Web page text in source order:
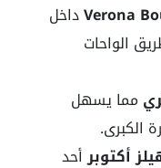
Veronaداخل
الواحات
مما يسهل
الكبرى.
أكتوبرأحد